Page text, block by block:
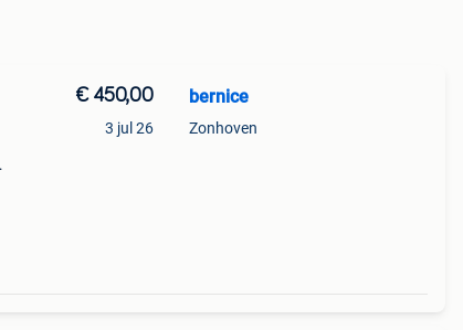
€ 450,00
3 jul 26
bernice
Zonhoven